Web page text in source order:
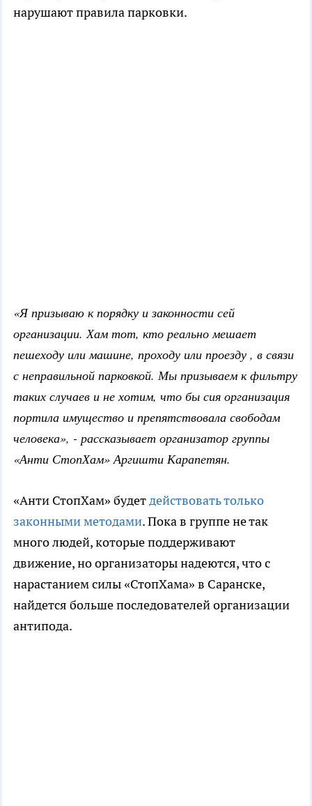
нарушают правила парковки.
«Я призываю к порядку и законности сей
организации. Хам тот, кто реально мешает
пешеходу или машине, проходу или проезду , в связи
с неправильной парковкой. Мы призываем к фильтру
таких случаев и не хотим, что бы сия организация
портила имущество и препятствовала свободам
человека», - рассказывает организатор группы
«Анти СтопХам» Аргишти Карапетян.
«Анти СтопХам» будетдействовать только
законными методами. Пока в группе не так
много людей, которые поддерживают
движение, но организаторы надеются, что с
нарастанием силы «СтопХама» в Саранске,
найдется больше последователей организации
антипода.